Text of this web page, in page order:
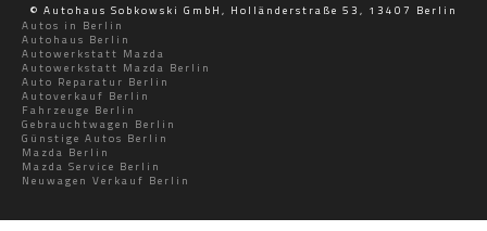
© Autohaus Sobkowski GmbH, Holländerstraße 53, 13407 Berlin
Autos in Berlin
Autohaus Berlin
Autowerkstatt Mazda
Autowerkstatt Mazda Berlin
Auto Reparatur Berlin
Autoverkauf Berlin
Fahrzeuge Berlin
Gebrauchtwagen Berlin
Günstige Autos Berlin
Mazda Berlin
Mazda Service Berlin
Neuwagen Verkauf Berlin